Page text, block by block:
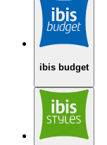
ibis budget